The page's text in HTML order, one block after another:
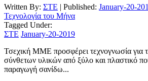
Written By: ΣΤΕ | Published: January-20-
Τεχνολογία του Μήνα
Tagged Under:
ΣΤΕ January-20-2019
Τσεχική ΜΜΕ προσφέρει τεχνογνωσία για
σύνθετων υλικών από ξύλο και πλαστικό
παραγωγή σανίδω...